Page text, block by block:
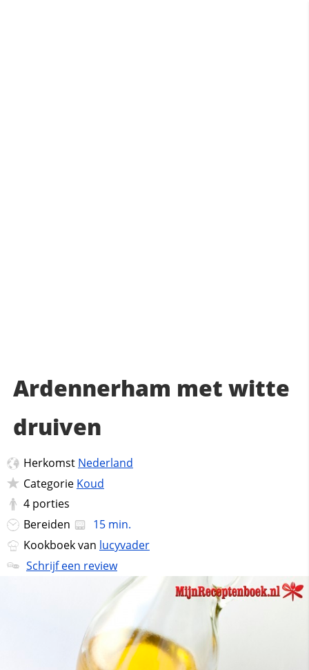
Ardennerham met witte
druiven
Herkomst Nederland
Categorie Koud
4 porties
Bereiden
15 min.
Kookboek van lucyvader
Schrijf een review